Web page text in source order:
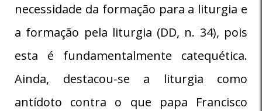
necessidade da formação para a liturgia e
a formação pela liturgia (DD, n. 34), pois
esta é fundamentalmente catequética.
Ainda, destacou-se a liturgia como
antídoto contra o que papa Francisco